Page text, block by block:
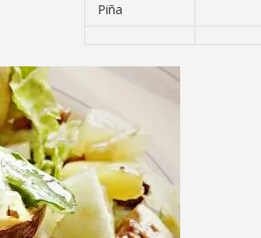
Piña